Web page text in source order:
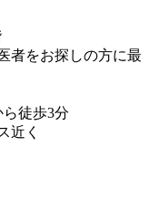
者をお探しの方に最
徒歩3分
近く